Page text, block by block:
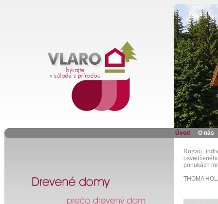
Úvod O nás
Rozvoj
ponukách
THOMA